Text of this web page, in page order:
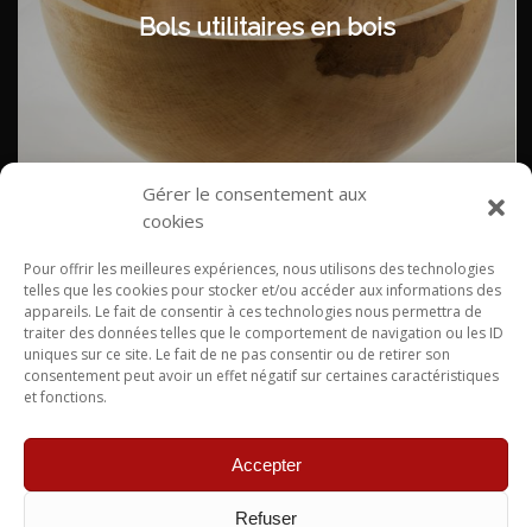
Gérer le consentement aux
cookies
Pour offrir les meilleures expériences, nous utilisons des technologies
telles que les cookies pour stocker et/ou accéder aux informations des
appareils. Le fait de consentir à ces technologies nous permettra de
traiter des données telles que le comportement de navigation ou les ID
uniques sur ce site. Le fait de ne pas consentir ou de retirer son
consentement peut avoir un effet négatif sur certaines caractéristiques
et fonctions.
Accepter
Refuser
Bols utilitaires en bois
Bols décoratifs en bois